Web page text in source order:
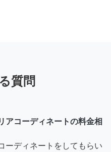
質問
アコーディネートの料金相
ーディネートをしてもらい